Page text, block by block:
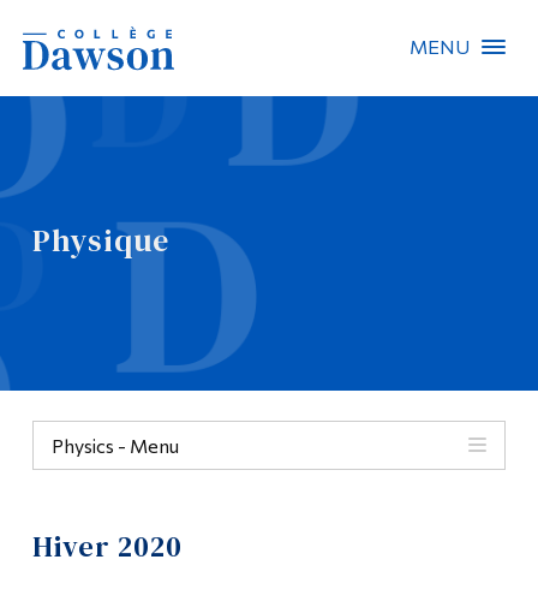
MENU
Physique
Physics - Menu
Hiver 2020
Recherche sur le site
Recherche de personnes
Omnivox